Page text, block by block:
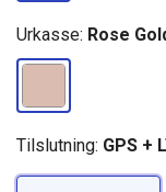
Urkasse: Rose
Tilslutning: GPS +